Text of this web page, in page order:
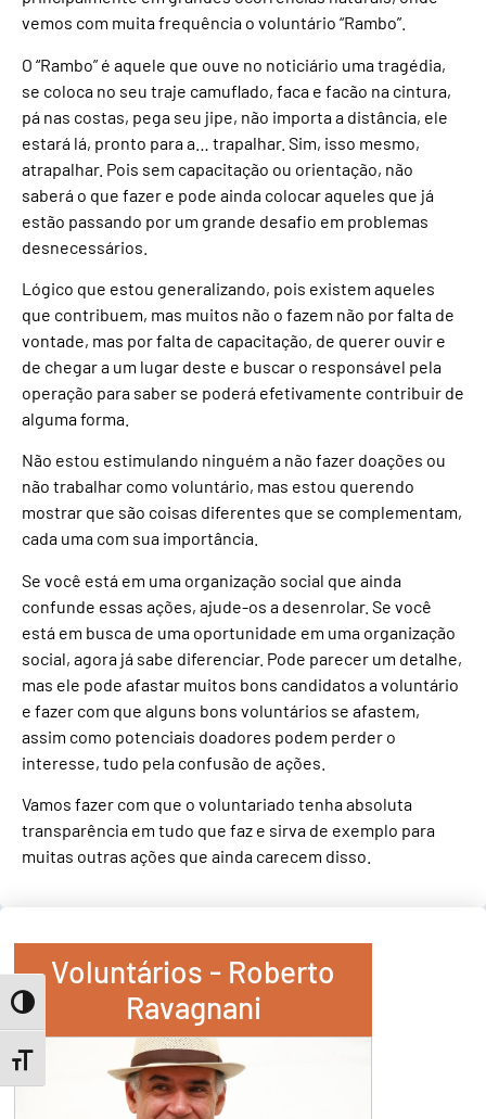
Toggle High Contrast
Toggle Font size
vemos com muita frequência o voluntário “Rambo”.
O “Rambo” é aquele que ouve no noticiário uma tragédia,
se coloca no seu traje camuflado, faca e facão na cintura,
pá nas costas, pega seu jipe, não importa a distância, ele
estará lá, pronto para a… trapalhar. Sim, isso mesmo,
atrapalhar. Pois sem capacitação ou orientação, não
saberá o que fazer e pode ainda colocar aqueles que já
estão passando por um grande desafio em problemas
desnecessários.
Lógico que estou generalizando, pois existem aqueles
que contribuem, mas muitos não o fazem não por falta de
vontade, mas por falta de capacitação, de querer ouvir e
de chegar a um lugar deste e buscar o responsável pela
operação para saber se poderá efetivamente contribuir de
alguma forma.
Não estou estimulando ninguém a não fazer doações ou
não trabalhar como voluntário, mas estou querendo
mostrar que são coisas diferentes que se complementam,
cada uma com sua importância.
Se você está em uma organização social que ainda
confunde essas ações, ajude-os a desenrolar. Se você
está em busca de uma oportunidade em uma organização
social, agora já sabe diferenciar. Pode parecer um detalhe,
mas ele pode afastar muitos bons candidatos a voluntário
e fazer com que alguns bons voluntários se afastem,
assim como potenciais doadores podem perder o
interesse, tudo pela confusão de ações.
Vamos fazer com que o voluntariado tenha absoluta
transparência em tudo que faz e sirva de exemplo para
muitas outras ações que ainda carecem disso.
Voluntários - Roberto
Ravagnani